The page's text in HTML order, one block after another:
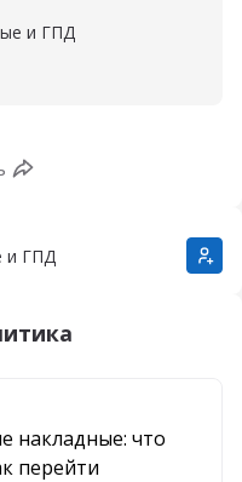
ГПДи ГПД
и ГПД
накладные: что
перейти